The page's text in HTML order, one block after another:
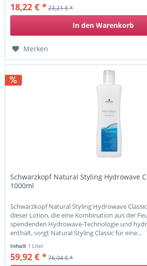
18,22 € *23,21 € *
In den Warenkorb
Merken
Schwarzkopf Natural Styling Hydrowave
1000ml
Schwarzkopf Natural Styling Hydrowave
dieser Lotion, die eine Kombination aus der
spendenden Hydrowave-Technologie und
enthält, sorgt Natural Styling Classic für eine...
Inhalt 1 Liter
59,92 € *76,04 € *